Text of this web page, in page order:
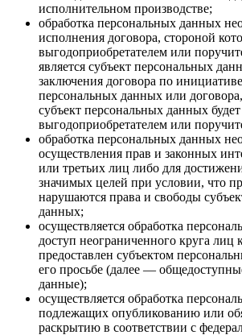
исполнительном производстве;
обработка персональных данных
исполнения договора, стороной
выгодоприобретателем или
является субъект персональных
заключения договора по
персональных данных или
субъект персональных данных будет
выгодоприобретателем или
обработка персональных данных
осуществления прав и законных
или третьих лиц либо для
значимых целей при условии, что
нарушаются права и свободы
данных;
осуществляется обработка
доступ неограниченного круга лиц
предоставлен субъектом
его просьбе (далее —
данные);
осуществляется обработка
подлежащих опубликованию или
раскрытию в соответствии с